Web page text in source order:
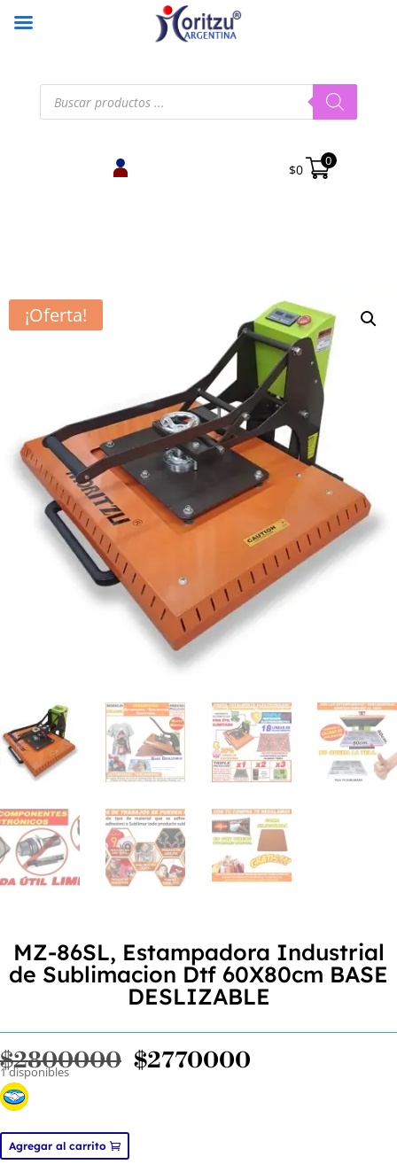
Búsqueda
productos
$0
0
¡Oferta!
MZ-86SL, Estampadora Industrial
de Sublimacion Dtf 60X80cm BASE
DESLIZABLE
$2800000 El
$2770000
1 disponibles
MZ-
86SL,
Agregar al carrito